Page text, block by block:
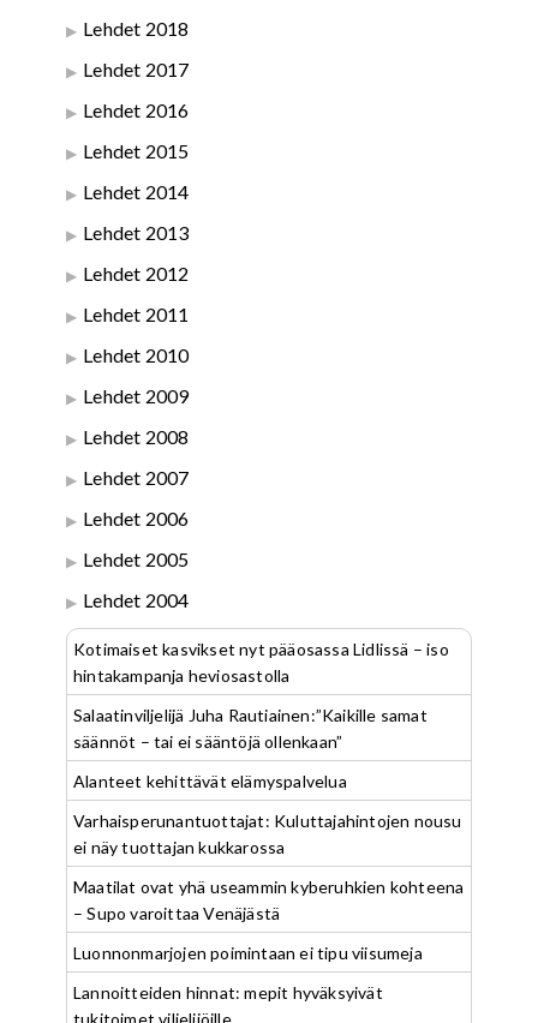
Lehdet 2018
Lehdet 2017
Lehdet 2016
Lehdet 2015
Lehdet 2014
Lehdet 2013
Lehdet 2012
Lehdet 2011
Lehdet 2010
Lehdet 2009
Lehdet 2008
Lehdet 2007
Lehdet 2006
Lehdet 2005
Lehdet 2004
Kotimaiset kasvikset nyt pääosassa Lidlissä – iso
hintakampanja heviosastolla
Salaatinviljelijä Juha Rautiainen:”Kaikille samat
säännöt – tai ei sääntöjä ollenkaan”
Alanteet kehittävät elämyspalvelua
Varhaisperunantuottajat: Kuluttajahintojen nousu
ei näy tuottajan kukkarossa
Maatilat ovat yhä useammin kyberuhkien kohteena
– Supo varoittaa Venäjästä
Luonnonmarjojen poimintaan ei tipu viisumeja
Lannoitteiden hinnat: mepit hyväksyivät
tukitoimet viljelijöille